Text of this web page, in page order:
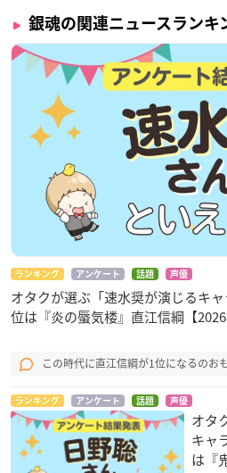
銀魂の関連ニュースランキ
ランキング アンケート 話題 声優
オタクが選ぶ「速水奨が演じるキ
位は『炎の蜃気楼』直江信綱【2026
この時代に直江信綱が1位になるのお
ランキング アンケート 話題 声優
オタ
キャ
は『